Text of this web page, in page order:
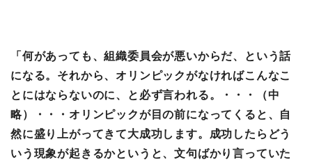
「何があっても、組織委員会が悪いからだ、という話
になる。それから、オリンピックがなければこんなこ
とにはならないのに、と必ず言われる。・・・（中
略）・・・オリンピックが目の前になってくると、自
然に盛り上がってきて大成功します。成功したらどう
いう現象が起きるかというと、文句ばかり言っていた